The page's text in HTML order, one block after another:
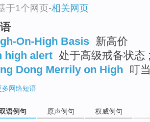
于1个网页-相关网页
On-High Basis 新高价
high alert 处于高级戒备状态
Dong Merrily on High 叮
多网络短语
语例句 原声例句 权威例句